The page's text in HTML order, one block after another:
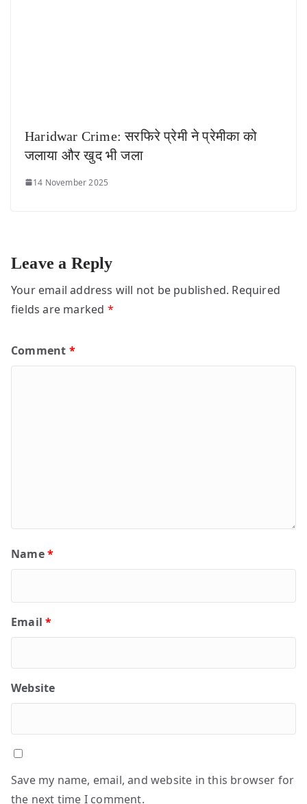
Haridwar Crime: सरफिरे प्रेमी ने प्रेमीका को
जलाया और खुद भी जला
14 November 2025
Leave a Reply
Your email address will not be published. Required
fields are marked *
Comment *
Name*
Email*
Website
Save my name, email, and website in this browser for
the next time I comment.